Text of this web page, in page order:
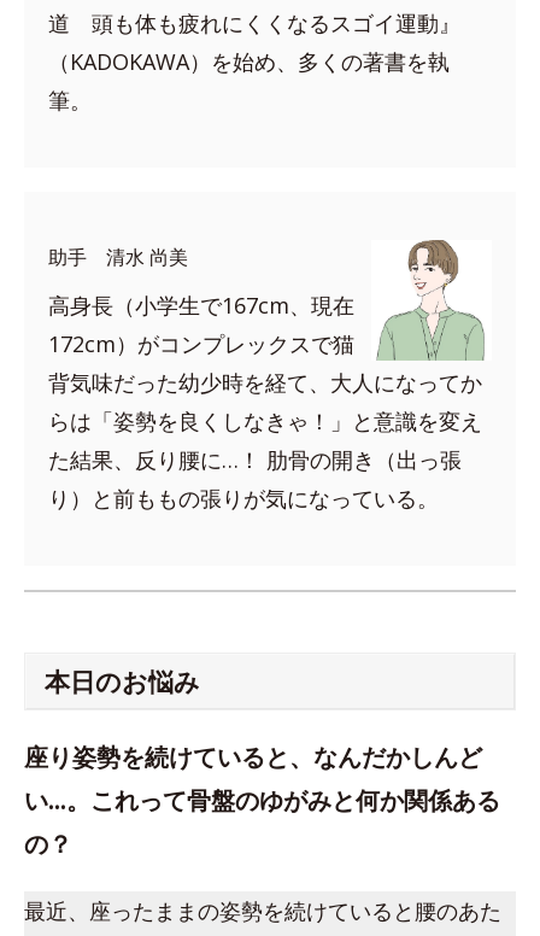
道 頭も体も疲れにくくなるスゴイ運動』
（KADOKAWA）を始め、多くの著書を執
筆。
助手 清水 尚美
高身長（小学生で167cm、現在
172cm）がコンプレックスで猫
背気味だった幼少時を経て、大人になってか
らは「姿勢を良くしなきゃ！」と意識を変え
た結果、反り腰に…！ 肋骨の開き（出っ張
り）と前ももの張りが気になっている。
本日のお悩み
座り姿勢を続けていると、なんだかしんど
い…。これって骨盤のゆがみと何か関係ある
の？
最近、座ったままの姿勢を続けていると腰のあた